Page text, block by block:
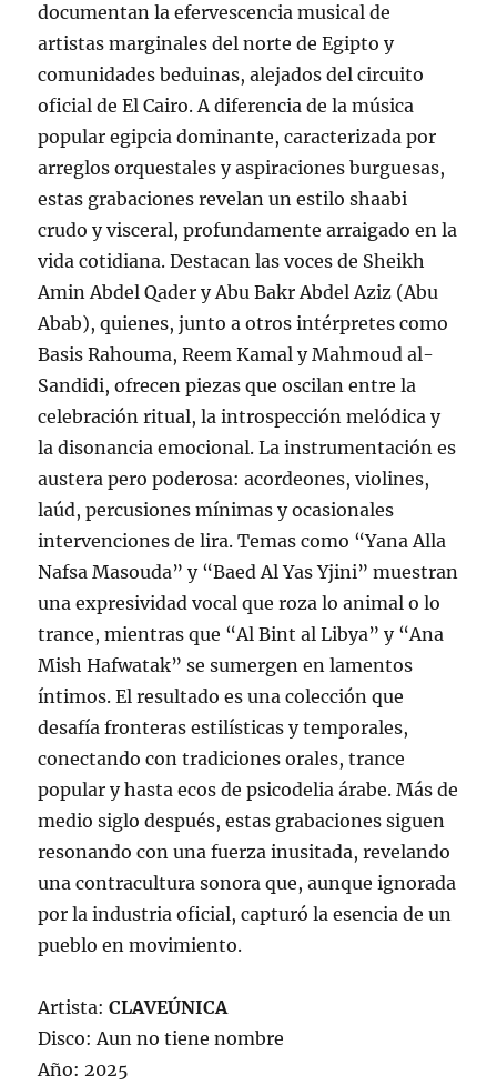
documentan la efervescencia musical de
artistas marginales del norte de Egipto y
comunidades beduinas, alejados del circuito
oficial de El Cairo. A diferencia de la música
popular egipcia dominante, caracterizada por
arreglos orquestales y aspiraciones burguesas,
estas grabaciones revelan un estilo shaabi
crudo y visceral, profundamente arraigado en la
vida cotidiana. Destacan las voces de Sheikh
Amin Abdel Qader y Abu Bakr Abdel Aziz (Abu
Abab), quienes, junto a otros intérpretes como
Basis Rahouma, Reem Kamal y Mahmoud al-
Sandidi, ofrecen piezas que oscilan entre la
celebración ritual, la introspección melódica y
la disonancia emocional. La instrumentación es
austera pero poderosa: acordeones, violines,
laúd, percusiones mínimas y ocasionales
intervenciones de lira. Temas como “Yana Alla
Nafsa Masouda” y “Baed Al Yas Yjini” muestran
una expresividad vocal que roza lo animal o lo
trance, mientras que “Al Bint al Libya” y “Ana
Mish Hafwatak” se sumergen en lamentos
íntimos. El resultado es una colección que
desafía fronteras estilísticas y temporales,
conectando con tradiciones orales, trance
popular y hasta ecos de psicodelia árabe. Más de
medio siglo después, estas grabaciones siguen
resonando con una fuerza inusitada, revelando
una contracultura sonora que, aunque ignorada
por la industria oficial, capturó la esencia de un
pueblo en movimiento.
Artista:CLAVEÚNICA
Disco: Aun no tiene nombre
Año: 2025